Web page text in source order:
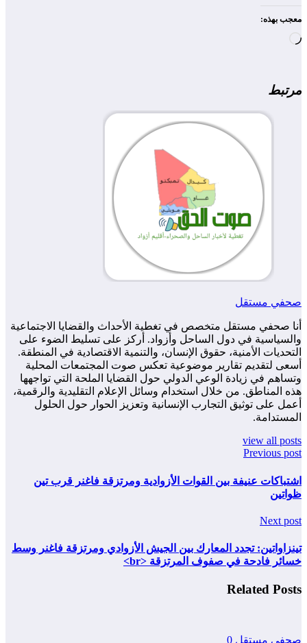
معجب بهذه:
مرتبط
صحفي مستقل
أنا صحفي مستقل متخصص في تغطية الأحداث والقضايا الاجتماعية
والسياسية في دول الساحل وأزواد. أركز على تسليط الضوء على
التحديات الأمنية، حقوق الإنسان، والتنمية الاقتصادية في المنطقة.
أسعى لتقديم تقارير موضوعية تعكس صوت المجتمعات المحلية
وتساهم في زيادة الوعي الدولي حول القضايا الملحة التي تواجهها
هذه المناطق. من خلال استخدام وسائل الإعلام التقليدية والرقمية،
أعمل على توثيق التجارب الإنسانية وتعزيز الحوار حول الحلول
المستدامة.
view all posts
Previous post
اشتباكات عنيفة بين القوات الأزوادية ومرتزقة فاغنر قرب تين
ظواتين
Next post
تينزاواتين: تجدد المعارك بين الجيش الأزوادي ومرتزقة فاغنر وسط
خسائر فادحة في صفوف المرتزقة <br>
Related Posts
صحفي مستقل 0